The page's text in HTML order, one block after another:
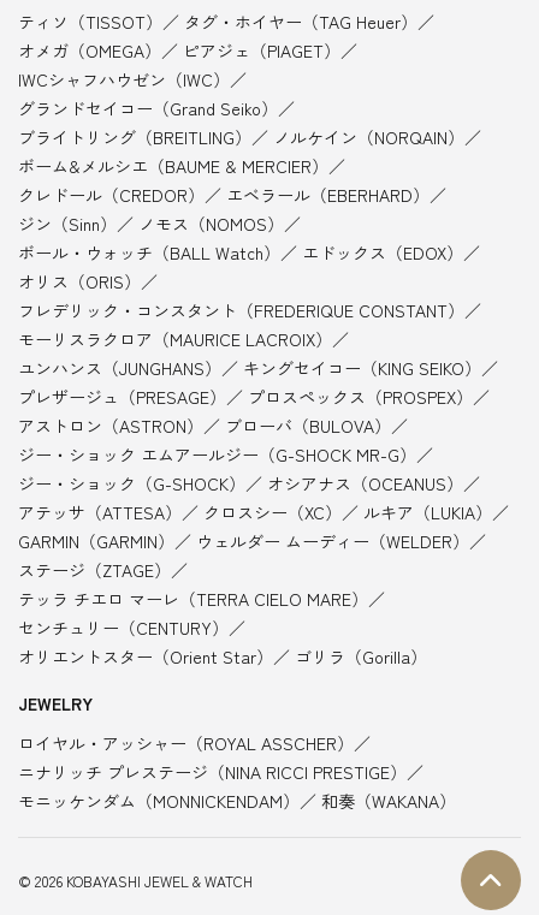
ティソ（TISSOT）
タグ・ホイヤー（TAG Heuer）
オメガ（OMEGA）
ピアジェ（PIAGET）
IWCシャフハウゼン（IWC）
グランドセイコー（Grand Seiko）
ブライトリング（BREITLING）
ノルケイン（NORQAIN）
ボーム&メルシエ（BAUME & MERCIER）
クレドール（CREDOR）
エベラール（EBERHARD）
ジン（Sinn）
ノモス（NOMOS）
ボール・ウォッチ（BALL Watch）
エドックス（EDOX）
オリス（ORIS）
フレデリック・コンスタント（FREDERIQUE CONSTANT）
モーリスラクロア（MAURICE LACROIX）
ユンハンス（JUNGHANS）
キングセイコー（KING SEIKO）
プレザージュ（PRESAGE）
プロスペックス（PROSPEX）
アストロン（ASTRON）
ブローバ（BULOVA）
ジー・ショック エムアールジー（G-SHOCK MR-G）
ジー・ショック（G-SHOCK）
オシアナス（OCEANUS）
アテッサ（ATTESA）
クロスシー（XC）
ルキア（LUKIA）
GARMIN（GARMIN）
ウェルダー ムーディー（WELDER）
ステージ（ZTAGE）
テッラ チエロ マーレ（TERRA CIELO MARE）
センチュリー（CENTURY）
オリエントスター（Orient Star）
ゴリラ（Gorilla）
JEWELRY
ロイヤル・アッシャー（ROYAL ASSCHER）
ニナリッチ プレステージ（NINA RICCI PRESTIGE）
モニッケンダム（MONNICKENDAM）
和奏（WAKANA）
© 2026 KOBAYASHI JEWEL & WATCH